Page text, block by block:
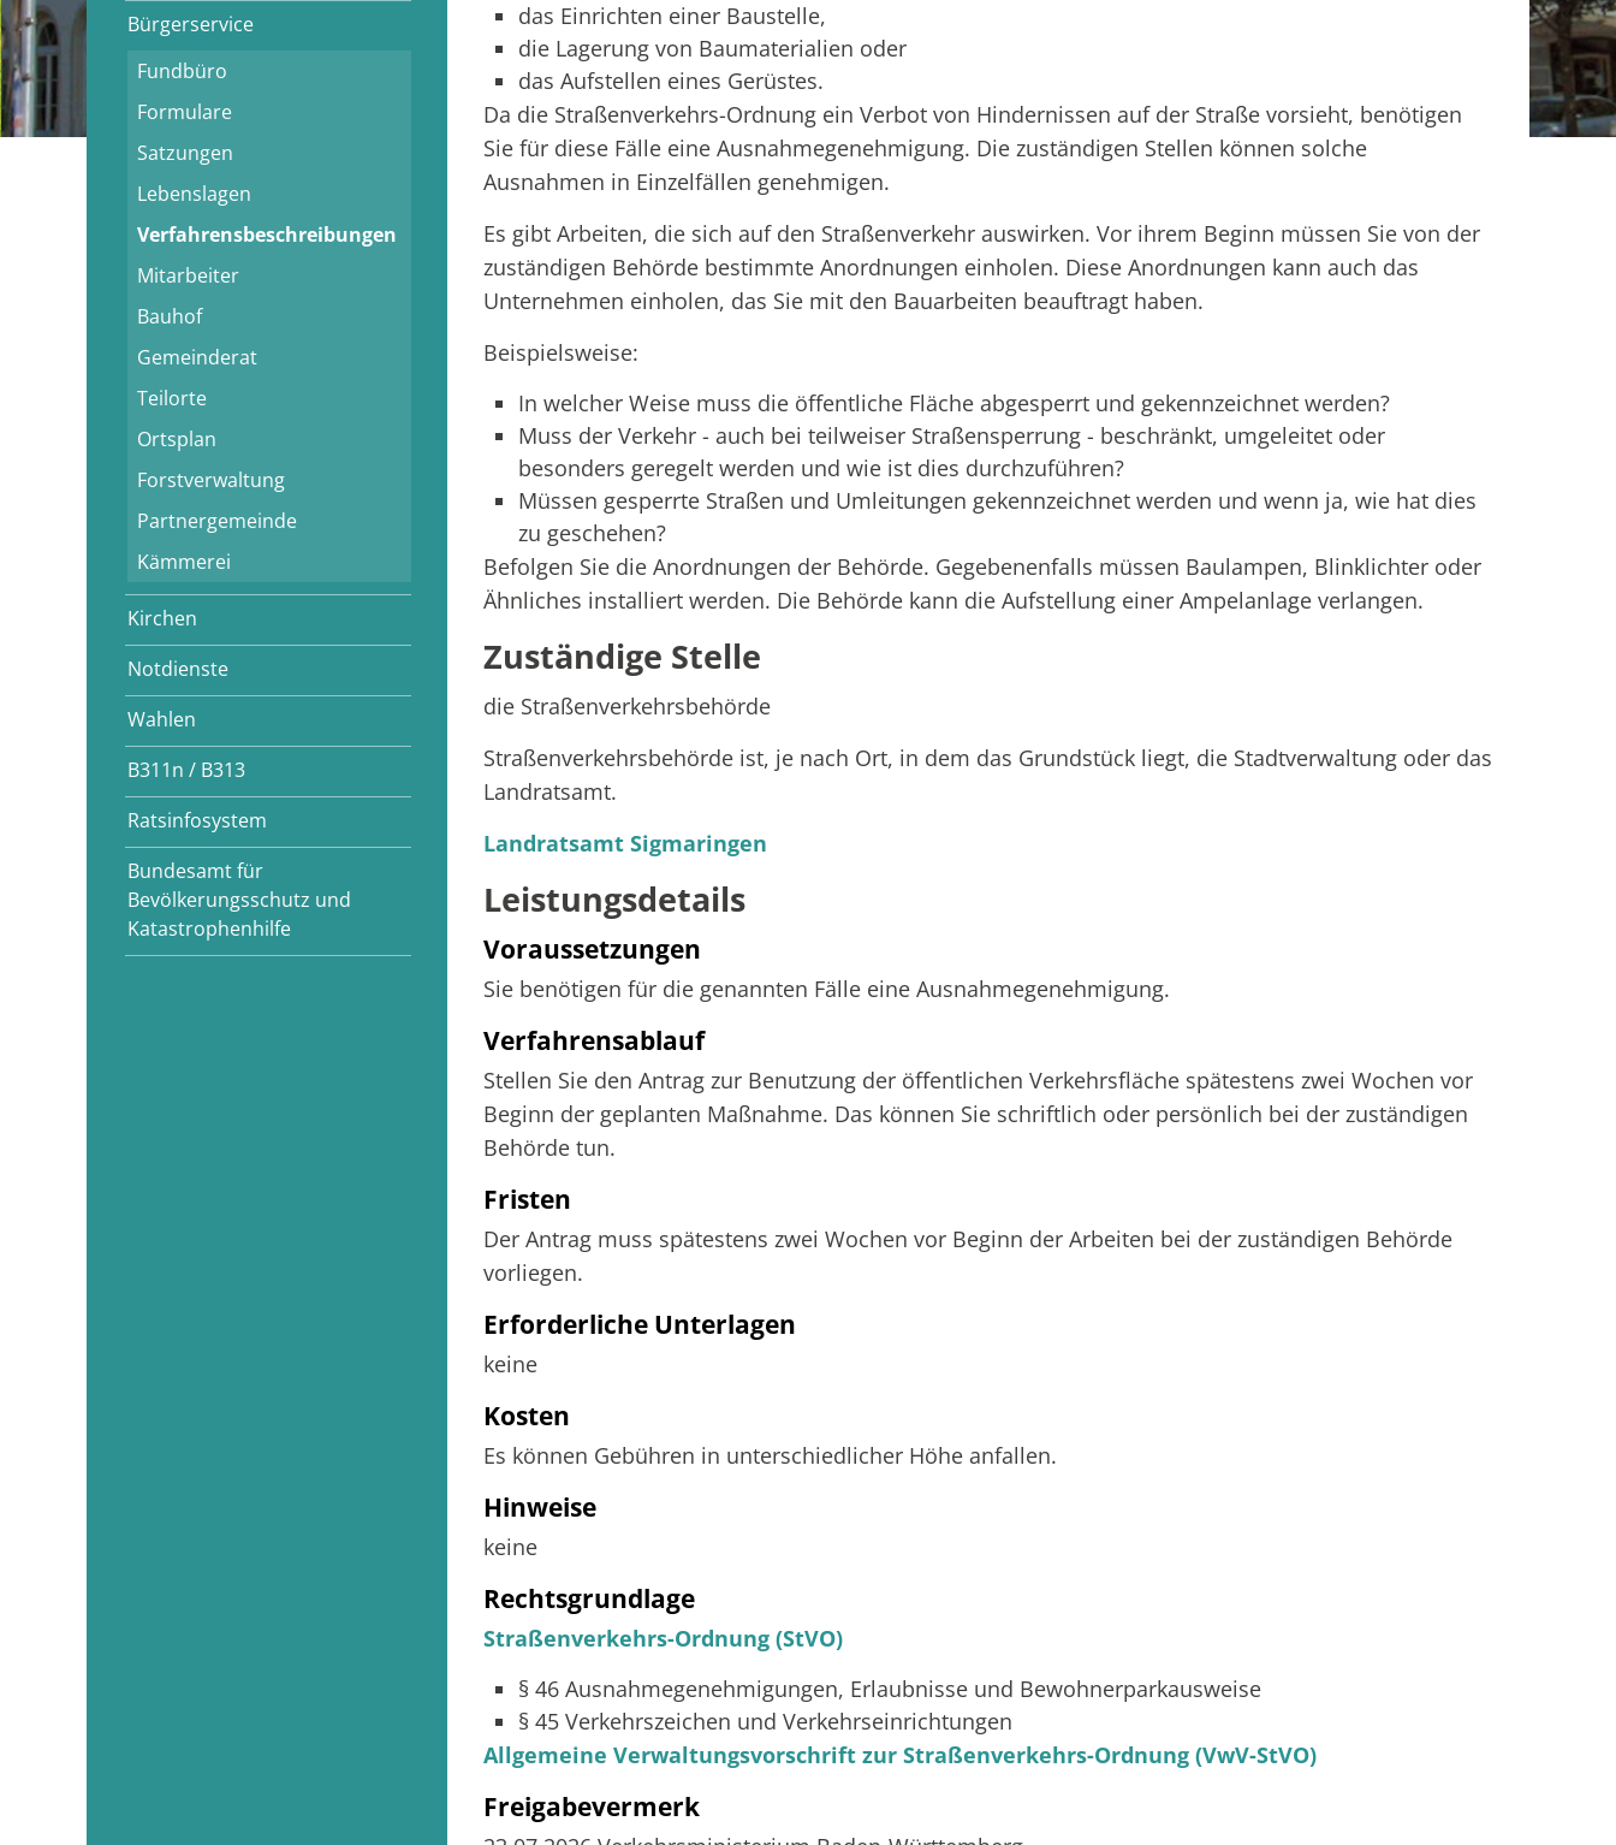
Bürgerservice
Fundbüro
Formulare
Satzungen
Lebenslagen
Verfahrensbeschreibungen
Mitarbeiter
Bauhof
Gemeinderat
Teilorte
Ortsplan
Forstverwaltung
Partnergemeinde
Kämmerei
Kirchen
Notdienste
Wahlen
B311n / B313
Ratsinfosystem
Bundesamt für
Bevölkerungsschutz und
Katastrophenhilfe
das Einrichten einer Baustelle,
die Lagerung von Baumaterialien oder
das Aufstellen eines Gerüstes.
Da die Straßenverkehrs-Ordnung ein Verbot von Hindernissen auf der Straße vorsieht, benötigen
Sie für diese Fälle eine Ausnahmegenehmigung. Die zuständigen Stellen können solche
Ausnahmen in Einzelfällen genehmigen.
Es gibt Arbeiten, die sich auf den Straßenverkehr auswirken. Vor ihrem Beginn müssen Sie von der
zuständigen Behörde bestimmte Anordnungen einholen. Diese Anordnungen kann auch das
Unternehmen einholen, das Sie mit den Bauarbeiten beauftragt haben.
Beispielsweise:
In welcher Weise muss die öffentliche Fläche abgesperrt und gekennzeichnet werden?
Muss der Verkehr - auch bei teilweiser Straßensperrung - beschränkt, umgeleitet oder
besonders geregelt werden und wie ist dies durchzuführen?
Müssen gesperrte Straßen und Umleitungen gekennzeichnet werden und wenn ja, wie hat dies
zu geschehen?
Befolgen Sie die Anordnungen der Behörde. Gegebenenfalls müssen Baulampen, Blinklichter oder
Ähnliches installiert werden. Die Behörde kann die Aufstellung einer Ampelanlage verlangen.
Zuständige Stelle
die Straßenverkehrsbehörde
Straßenverkehrsbehörde ist, je nach Ort, in dem das Grundstück liegt, die Stadtverwaltung oder das
Landratsamt.
Landratsamt Sigmaringen
Leistungsdetails
Voraussetzungen
Sie benötigen für die genannten Fälle eine Ausnahmegenehmigung.
Verfahrensablauf
Stellen Sie den Antrag zur Benutzung der öffentlichen Verkehrsfläche spätestens zwei Wochen vor
Beginn der geplanten Maßnahme. Das können Sie schriftlich oder persönlich bei der zuständigen
Behörde tun.
Fristen
Der Antrag muss spätestens zwei Wochen vor Beginn der Arbeiten bei der zuständigen Behörde
vorliegen.
Erforderliche Unterlagen
keine
Kosten
Es können Gebühren in unterschiedlicher Höhe anfallen.
Hinweise
keine
Rechtsgrundlage
Straßenverkehrs-Ordnung (StVO)
§ 46 Ausnahmegenehmigungen, Erlaubnisse und Bewohnerparkausweise
§ 45 Verkehrszeichen und Verkehrseinrichtungen
Allgemeine Verwaltungsvorschrift zur Straßenverkehrs-Ordnung (VwV-StVO)
Freigabevermerk